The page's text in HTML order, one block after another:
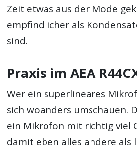
Zeit etwas aus der Mode
empfindlicher als
sind.
Praxis im AEA
Wer ein superlineares
sich woanders umschauen.
ein Mikrofon mit richtig viel
damit eben alles andere als